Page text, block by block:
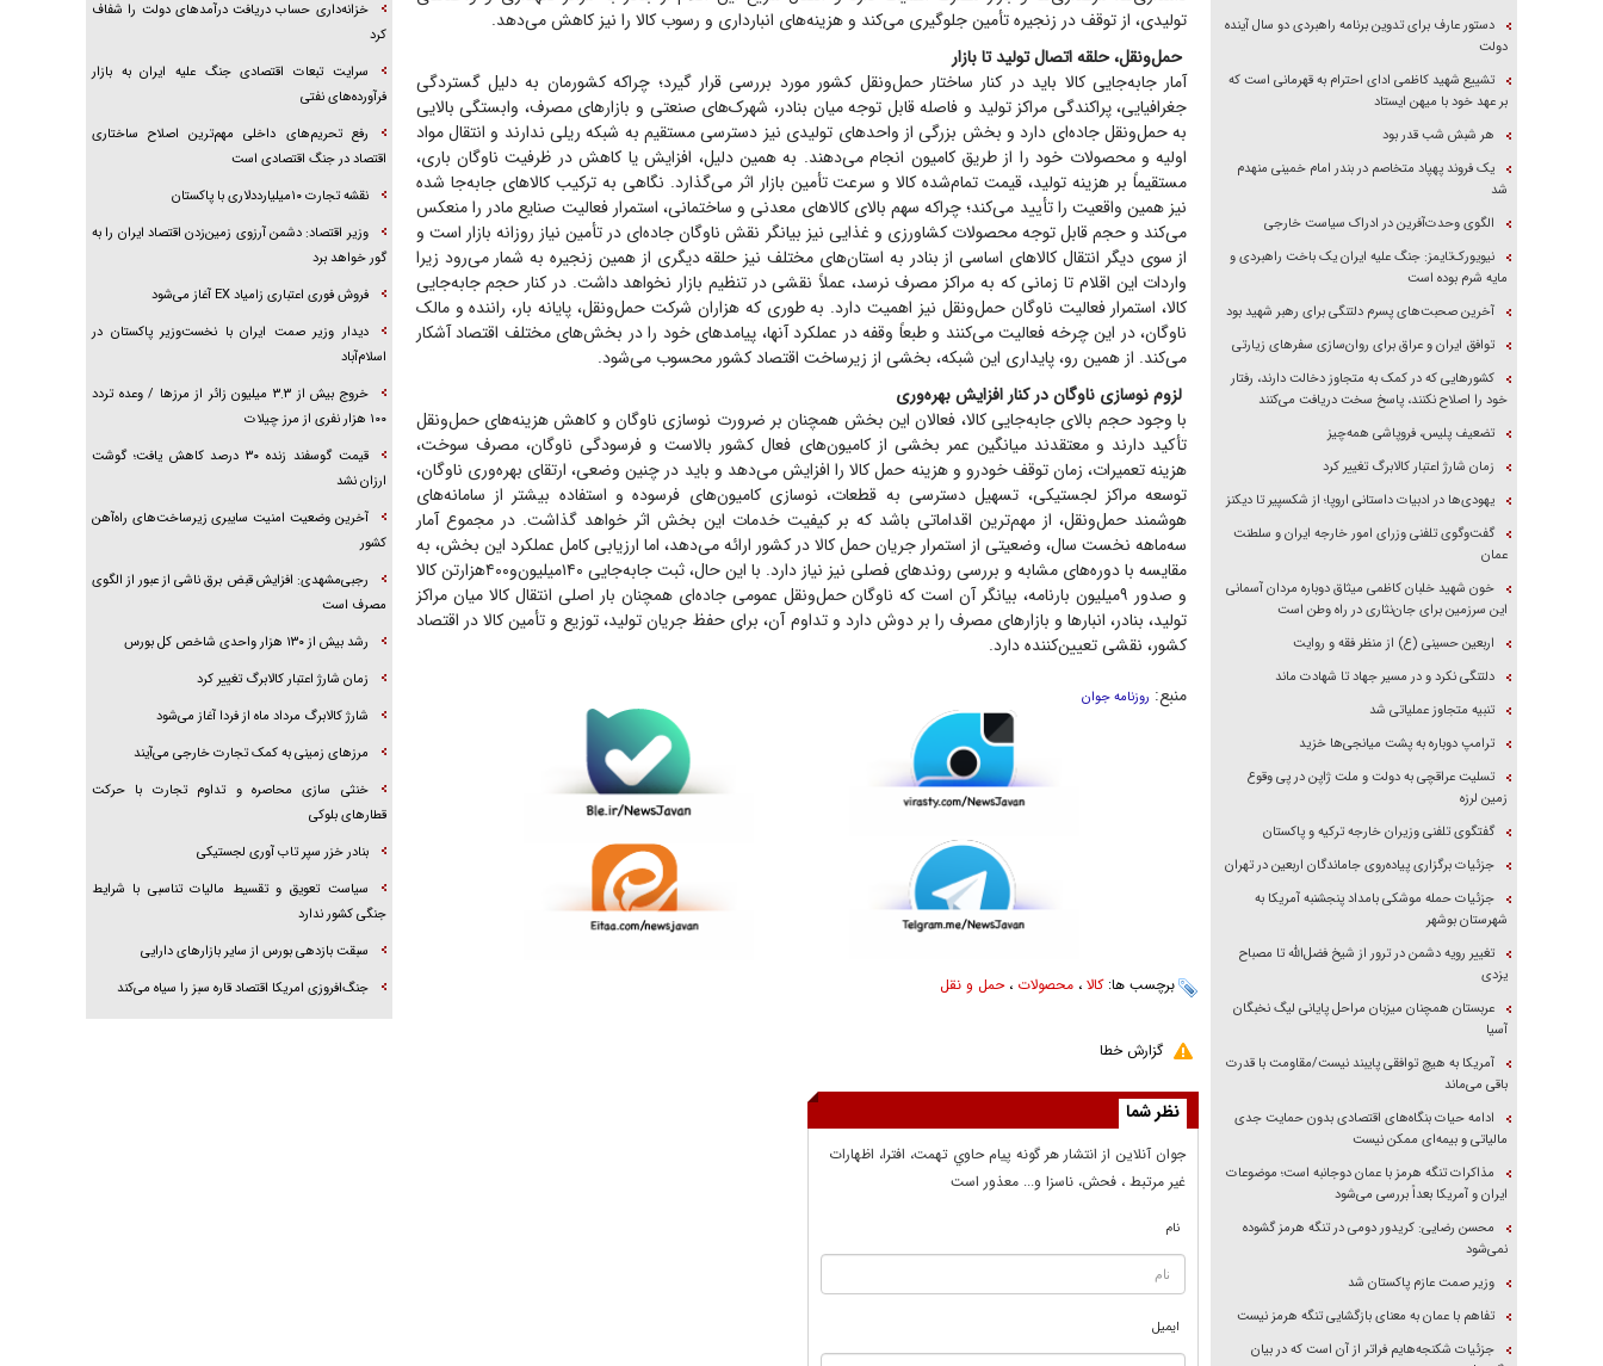
تولیدی، از توقف در زنجیره تأمین جلوگیری می‌کند و هزینه‌های انبارداری و رسوب کالا را نیز کاهش می‌دهد.
حمل‌ونقل، حلقه اتصال تولید تا بازار
آمار جابه‌جایی کالا باید در کنار ساختار حمل‌ونقل کشور مورد بررسی قرار گیرد؛ چراکه کشورمان به دلیل گستردگی
جغرافیایی، پراکندگی مراکز تولید و فاصله قابل توجه میان بنادر، شهرک‌های صنعتی و بازار‌های مصرف، وابستگی بالایی
به حمل‌ونقل جاده‌ای دارد و بخش بزرگی از واحد‌های تولیدی نیز دسترسی مستقیم به شبکه ریلی ندارند و انتقال مواد
اولیه و محصولات خود را از طریق کامیون انجام می‌دهند. به همین دلیل، افزایش یا کاهش در ظرفیت ناوگان باری،
مستقیماً بر هزینه تولید، قیمت تمام‌شده کالا و سرعت تأمین بازار اثر می‌گذارد. نگاهی به ترکیب کالا‌های جابه‌جا شده
نیز همین واقعیت را تأیید می‌کند؛ چراکه سهم بالای کالا‌های معدنی و ساختمانی، استمرار فعالیت صنایع مادر را منعکس
می‌کند و حجم قابل توجه محصولات کشاورزی و غذایی نیز بیانگر نقش ناوگان جاده‌ای در تأمین نیاز روزانه بازار است و
از سوی دیگر انتقال کالا‌های اساسی از بنادر به استان‌های مختلف نیز حلقه دیگری از همین زنجیره به شمار می‌رود زیرا
واردات این اقلام تا زمانی که به مراکز مصرف نرسد، عملاً نقشی در تنظیم بازار نخواهد داشت. در کنار حجم جابه‌جایی
کالا، استمرار فعالیت ناوگان حمل‌ونقل نیز اهمیت دارد. به طوری که هزاران شرکت حمل‌ونقل، پایانه بار، راننده و مالک
ناوگان، در این چرخه فعالیت می‌کنند و طبعاً وقفه در عملکرد آنها، پیامد‌های خود را در بخش‌های مختلف اقتصاد آشکار
می‌کند. از همین رو، پایداری این شبکه، بخشی از زیرساخت اقتصاد کشور محسوب می‌شود.
لزوم نوسازی ناوگان در کنار افزایش بهره‌وری
با وجود حجم بالای جابه‌جایی کالا، فعالان این بخش همچنان بر ضرورت نوسازی ناوگان و کاهش هزینه‌های حمل‌ونقل
تأکید دارند و معتقدند میانگین عمر بخشی از کامیون‌های فعال کشور بالاست و فرسودگی ناوگان، مصرف سوخت،
هزینه تعمیرات، زمان توقف خودرو و هزینه حمل کالا را افزایش می‌دهد و باید در چنین وضعی، ارتقای بهره‌وری ناوگان،
توسعه مراکز لجستیکی، تسهیل دسترسی به قطعات، نوسازی کامیون‌های فرسوده و استفاده بیشتر از سامانه‌های
هوشمند حمل‌ونقل، از مهم‌ترین اقداماتی باشد که بر کیفیت خدمات این بخش اثر خواهد گذاشت. در مجموع آمار
سه‌ماهه نخست سال، وضعیتی از استمرار جریان حمل کالا در کشور ارائه می‌دهد، اما ارزیابی کامل عملکرد این بخش، به
مقایسه با دوره‌های مشابه و بررسی روند‌های فصلی نیز نیاز دارد. با این حال، ثبت جابه‌جایی ۱۴۰میلیون‌و‌۴۰۰هزارتن کالا
و صدور ۹میلیون بارنامه، بیانگر آن است که ناوگان حمل‌ونقل عمومی جاده‌ای همچنان بار اصلی انتقال کالا میان مراکز
تولید، بنادر، انبار‌ها و بازار‌های مصرف را بر دوش دارد و تداوم آن، برای حفظ جریان تولید، توزیع و تأمین کالا در اقتصاد
کشور، نقشی تعیین‌کننده دارد.
منبع: روزنامه جوان
برچسب ها:کالا، محصولات ،حمل و نقل
گزارش خطا
نظر شما
جوان آنلاين از انتشار هر گونه پيام حاوي تهمت، افترا، اظهارات
غير مرتبط ، فحش، ناسزا و... معذور است
نام
ایمیل
دستور عارف برای تدوین برنامه راهبردی دو سال آینده
دولت
تشییع شهید کاظمی ادای احترام به قهرمانی است که
بر عهد خود با میهن ایستاد
هر شبش شب قدر بود
یک فروند پهپاد متخاصم در بندر امام خمینی منهدم
شد
الگوی وحدت‌آفرین در ادراک سیاست خارجی
نیویورک‌تایمز: جنگ علیه ایران یک باخت راهبردی و
مایه شرم بوده است
آخرین صحبت‌های پسرم دلتنگی برای رهبر شهید بود
توافق ایران و عراق برای روان‌سازی سفر‌های زیارتی
کشور‌هایی که در کمک به متجاوز دخالت دارند، رفتار
خود را اصلاح نکنند، پاسخ سخت دریافت می‌کنند
تضعیف پلیس، فروپاشی همه‌چیز
زمان شارژ اعتبار کالابرگ تغییر کرد
یهودی‌ها در ادبیات داستانی اروپا؛ از شکسپیر تا دیکنز
گفت‌وگوی تلفنی وزرای امور خارجه ایران و سلطنت
عمان
خون شهید خلبان کاظمی میثاق دوباره مردان آسمانی
این سرزمین برای جان‌نثاری در راه وطن است
اربعین حسینی (ع) از منظر فقه و روایت
دلتنگی نکرد و در مسیر جهاد تا شهادت ماند
تنبیه متجاوز عملیاتی شد
ترامپ دوباره به پشت میانجی‌ها خزید
تسلیت عراقچی به دولت و ملت ژاپن در پی وقوع
زمین لرزه
گفتگوی تلفنی وزیران خارجه ترکیه و پاکستان
جزئیات برگزاری پیاده‌روی جاماندگان اربعین در تهران
جزئیات حمله موشکی بامداد پنجشنبه آمریکا به
شهرستان بوشهر
تغییر رویه دشمن در ترور از شیخ فضل‌الله تا مصباح
یزدی
عربستان همچنان میزبان مراحل پایانی لیگ نخبگان
آسیا
آمریکا به هیچ توافقی پایبند نیست/مقاومت با قدرت
باقی می‌ماند
ادامه حیات بنگاه‌های اقتصادی بدون حمایت جدی
مالیاتی و بیمه‌ای ممکن نیست
مذاکرات تنگه هرمز با عمان دوجانبه است؛ موضوعات
ایران و آمریکا بعداً بررسی می‌شود
محسن رضایی: کریدور دومی در تنگه هرمز گشوده
نمی‌شود
وزیر صمت عازم پاکستان شد
تفاهم با عمان به معنای بازگشایی تنگه هرمز نیست
جزئیات شکنجه‌هایم فراتر از آن است که در بیان
گزارش «جوان» از قوانین سخت‌گیرانه ۶ قاره در
برابر یورش به پاسگاه‌های پلیس
تحلیل ابعاد پیام رهبر انقلاب به حزب‌الله/ مقاومت
نقشه راه آینده غرب آسیا
گفت‌و‌گو اختصاصی با همسر فرمانده شهید حزب‌الله
لبنان/ هر شبش شب قدر بود
خزانه‌داری حساب دریافت درآمد‌های دولت را شفاف
کرد
سرایت تبعات اقتصادی جنگ علیه ایران به بازار
فرآورده‌های نفتی
رفع تحریم‌های داخلی مهم‌ترین اصلاح ساختاری
اقتصاد در جنگ اقتصادی است
نقشه تجارت ۱۰میلیارددلاری با پاکستان
وزیر اقتصاد: دشمن آرزوی زمین‌زدن اقتصاد ایران را به
گور خواهد برد
فروش فوری اعتباری زامیاد EX آغاز می‌شود
دیدار وزیر صمت ایران با نخست‌وزیر پاکستان در
اسلام‌آباد
خروج بیش از ۳.۳ میلیون زائر از مرز‌ها / وعده تردد
۱۰۰ هزار نفری از مرز چیلات
قیمت گوسفند زنده ۳۰ درصد کاهش یافت؛ گوشت
ارزان نشد
آخرین وضعیت امنیت سایبری زیرساخت‌های راه‌آهن
کشور
رجبی‌مشهدی: افزایش قبض برق ناشی از عبور از الگوی
مصرف است
رشد بیش از ۱۳۰ هزار واحدی شاخص کل بورس
زمان شارژ اعتبار کالابرگ تغییر کرد
شارژ کالابرگ مرداد ماه از فردا آغاز می‌شود
مرز‌های زمینی به کمک تجارت خارجی می‌آیند
خنثی سازی محاصره و تداوم تجارت با حرکت
قطار‌های بلوکی
بنادر خزر سپر تاب آوری لجستیکی
سیاست تعویق و تقسیط مالیات تناسبی با شرایط
جنگی کشور ندارد
سبقت بازدهی بورس از سایر بازار‌های دارایی
جنگ‌افروزی امریکا اقتصاد قاره سبز را سیاه می‌کند